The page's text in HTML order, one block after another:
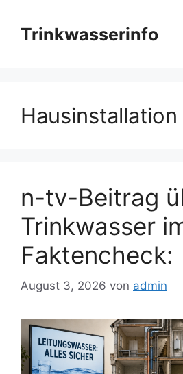
Inhalt
springen
Trinkwasserinfo
Hausinstallation
n-tv-Beitrag
Trinkwasser
Faktencheck:
August 3, 2026 von admin